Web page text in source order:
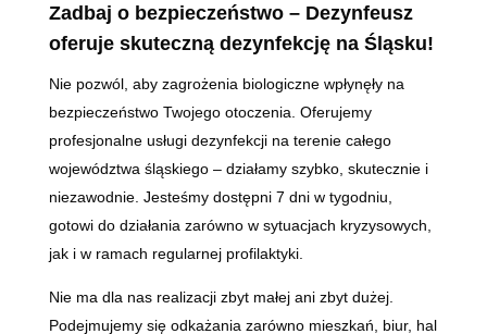
Zadbaj o bezpieczeństwo – Dezynfeusz
oferuje skuteczną dezynfekcję na Śląsku!
Nie pozwól, aby zagrożenia biologiczne wpłynęły na
bezpieczeństwo Twojego otoczenia. Oferujemy
profesjonalne usługi dezynfekcji na terenie całego
województwa śląskiego – działamy szybko, skutecznie i
niezawodnie. Jesteśmy dostępni 7 dni w tygodniu,
gotowi do działania zarówno w sytuacjach kryzysowych,
jak i w ramach regularnej profilaktyki.
Nie ma dla nas realizacji zbyt małej ani zbyt dużej.
Podejmujemy się odkażania zarówno mieszkań, biur, hal